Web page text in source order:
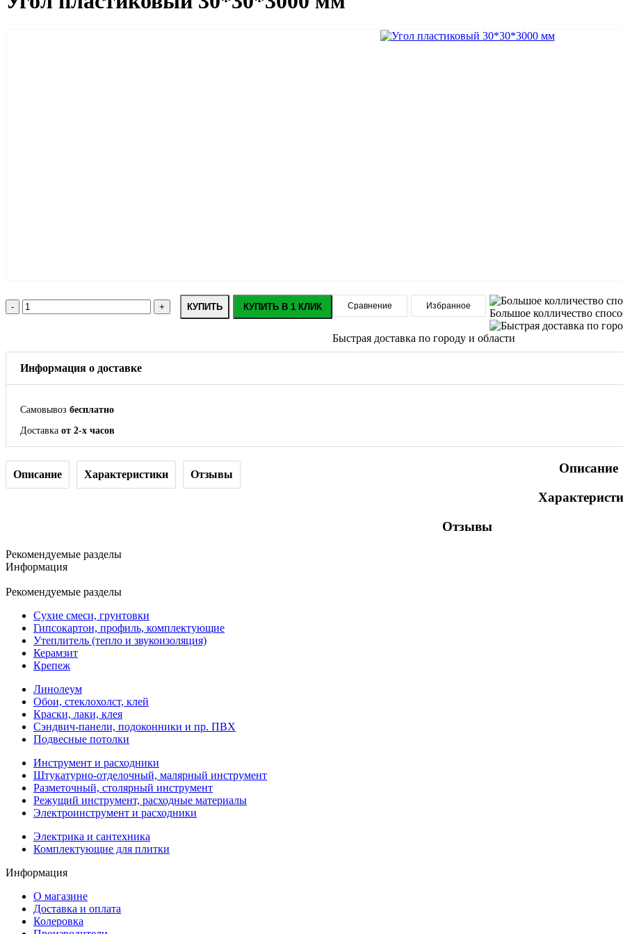
КУПИТЬ КУПИТЬ В 1 КЛИК Сравнение Избранное
Большое колличество
Быстрая доставка по городу и области
Информация о доставке
Самовывоз бесплатно
Доставка от 2-х часов
Описание Характеристики Отзывы
Описание
Отзывы
Рекомендуемые разделы
Информация
Рекомендуемые разделы
Сухие смеси, грунтовки
Гипсокартон, профиль, комплектующие
Утеплитель (тепло и звукоизоляция)
Керамзит
Крепеж
Линолеум
Обои, стеклохолст, клей
Краски, лаки, клея
Сэндвич-панели, подоконники и пр. ПВХ
Подвесные потолки
Инструмент и расходники
Штукатурно-отделочный, малярный инструмент
Разметочный, столярный инструмент
Режущий инструмент, расходные материалы
Электроинструмент и расходники
Электрика и сантехника
Комплектующие для плитки
Информация
О магазине
Доставка и оплата
Колеровка